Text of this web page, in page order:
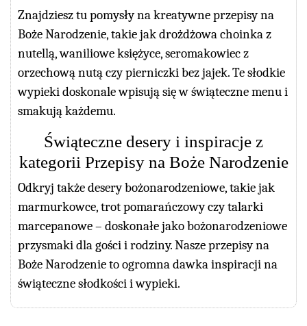
Znajdziesz tu pomysły na kreatywne przepisy na
Boże Narodzenie, takie jak drożdżowa choinka z
nutellą, waniliowe księżyce, seromakowiec z
orzechową nutą czy pierniczki bez jajek. Te słodkie
wypieki doskonale wpisują się w świąteczne menu i
smakują każdemu.
Świąteczne desery i inspiracje z
kategorii Przepisy na Boże Narodzenie
Odkryj także desery bożonarodzeniowe, takie jak
marmurkowce, trot pomarańczowy czy talarki
marcepanowe – doskonałe jako bożonarodzeniowe
przysmaki dla gości i rodziny. Nasze przepisy na
Boże Narodzenie to ogromna dawka inspiracji na
świąteczne słodkości i wypieki.